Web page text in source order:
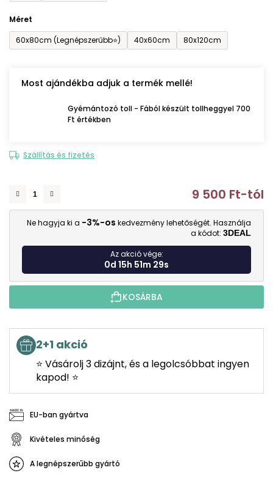
Méret
60x80cm (Legnépszerűbb⭐)
40x60cm 80x120cm
Most ajándékba adjuk a termék mellé!
Gyémántozó toll - Fából készült tollheggyel 700
Ft értékben
Szállítás és fizetés
9 500 Ft-tól
Ne hagyja ki a -3%-os kedvezmény lehetőségét. Használja
a kódot: 3DEAL
Az akció vége:
0d 15h 51m 28s
KOSÁRBA
2+1 akció
⭐ Vásárolj 3 dizájnt, és a legolcsóbbat ingyen
kapod! ⭐
EU-ban gyártva
Kivételes minőség
A legnépszerűbb gyártó